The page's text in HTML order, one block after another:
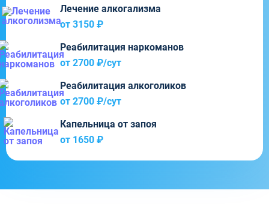
Лечение алкогализма
от 3150 ₽
Реабилитация наркоманов
от 2700 ₽/cут
Реабилитация алкоголиков
от 2700 ₽/cут
Капельница от запоя
от 1650 ₽